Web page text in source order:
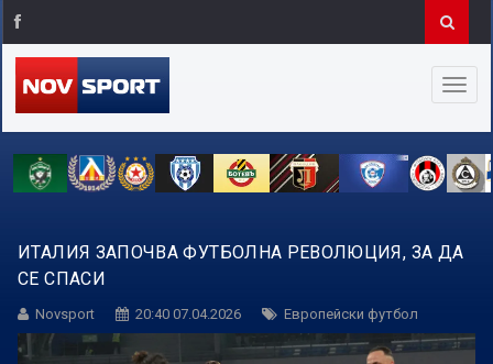
ИТАЛИЯ ЗАПОЧВА ФУТБОЛНА РЕВОЛЮЦИЯ, ЗА ДА
СЕ СПАСИ
Novsport 20:40 07.04.2026 Европейски футбол